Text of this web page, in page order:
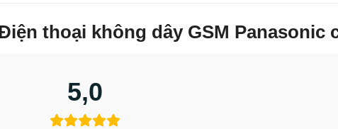
thoại không dây GSM Panasonic
5,0